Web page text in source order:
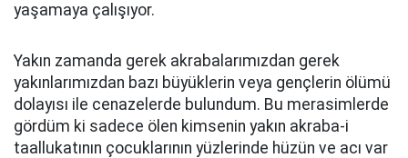
yaşamaya çalışıyor.
Yakın zamanda gerek akrabalarımızdan gerek
yakınlarımızdan bazı büyüklerin veya gençlerin ölümü
dolayısı ile cenazelerde bulundum. Bu merasimlerde
gördüm ki sadece ölen kimsenin yakın akraba-i
taallukatının çocuklarının yüzlerinde hüzün ve acı var